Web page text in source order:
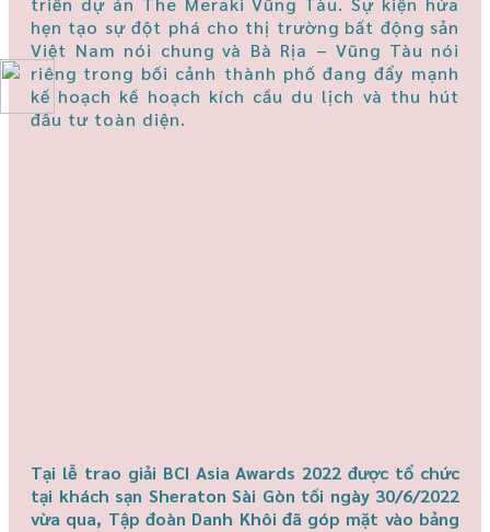
hẹn tạo sự đột phá cho thị trường bất động sản
Việt Nam nói chung và Bà Rịa – Vũng Tàu nói
riêng trong bối cảnh thành phố đang đẩy mạnh
kế hoạch kế hoạch kích cầu du lịch và thu hút
đầu tư toàn diện.
Tại lễ trao giải BCI Asia Awards 2022 được tổ chức
tại khách sạn Sheraton Sài Gòn tối ngày 30/6/2022
vừa qua, Tập đoàn Danh Khôi đã góp mặt vào bảng